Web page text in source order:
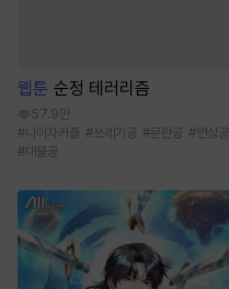
웹툰 순정 테러리즘
57.9만
#나이차커플 #쓰레기공 #문란공 #연상공
#대물공